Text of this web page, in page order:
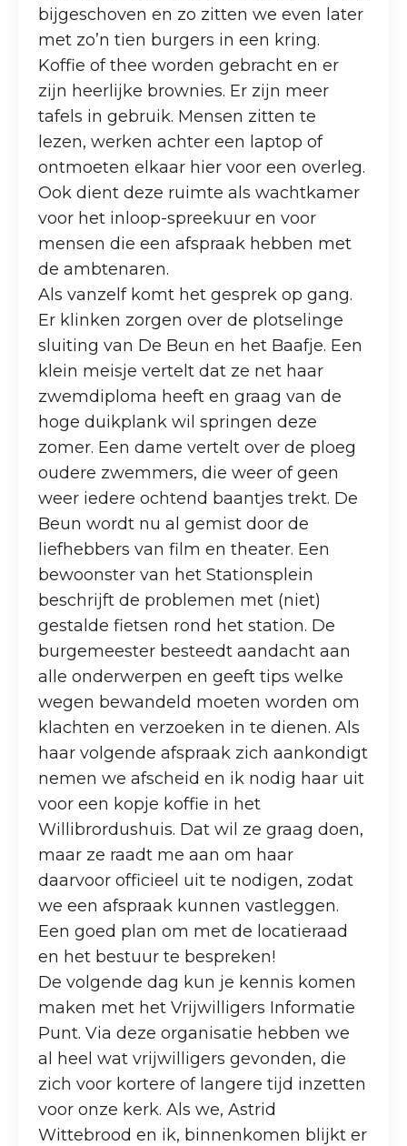
bijgeschoven en zo zitten we even later
met zo’n tien burgers in een kring.
Koffie of thee worden gebracht en er
zijn heerlijke brownies. Er zijn meer
tafels in gebruik. Mensen zitten te
lezen, werken achter een laptop of
ontmoeten elkaar hier voor een overleg.
Ook dient deze ruimte als wachtkamer
voor het inloop-spreekuur en voor
mensen die een afspraak hebben met
de ambtenaren.
Als vanzelf komt het gesprek op gang.
Er klinken zorgen over de plotselinge
sluiting van De Beun en het Baafje. Een
klein meisje vertelt dat ze net haar
zwemdiploma heeft en graag van de
hoge duikplank wil springen deze
zomer. Een dame vertelt over de ploeg
oudere zwemmers, die weer of geen
weer iedere ochtend baantjes trekt. De
Beun wordt nu al gemist door de
liefhebbers van film en theater. Een
bewoonster van het Stationsplein
beschrijft de problemen met (niet)
gestalde fietsen rond het station. De
burgemeester besteedt aandacht aan
alle onderwerpen en geeft tips welke
wegen bewandeld moeten worden om
klachten en verzoeken in te dienen. Als
haar volgende afspraak zich aankondigt
nemen we afscheid en ik nodig haar uit
voor een kopje koffie in het
Willibrordushuis. Dat wil ze graag doen,
maar ze raadt me aan om haar
daarvoor officieel uit te nodigen, zodat
we een afspraak kunnen vastleggen.
Een goed plan om met de locatieraad
en het bestuur te bespreken!
De volgende dag kun je kennis komen
maken met het Vrijwilligers Informatie
Punt. Via deze organisatie hebben we
al heel wat vrijwilligers gevonden, die
zich voor kortere of langere tijd inzetten
voor onze kerk. Als we, Astrid
Wittebrood en ik, binnenkomen blijkt er